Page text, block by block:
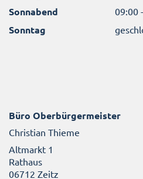
Sonnabend 09:00
Sonntag
Büro Oberbürgermeister
Christian Thieme
Altmarkt 1
Rathaus
06712 Zeitz